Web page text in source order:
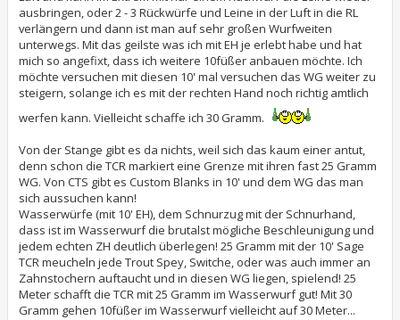
ausbringen, oder 2 - 3 Rückwürfe und Leine in der Luft in die RL
verlängern und dann ist man auf sehr großen Wurfweiten
unterwegs. Mit das geilste was ich mit EH je erlebt habe und hat
mich so angefixt, dass ich weitere 10füßer anbauen möchte. Ich
möchte versuchen mit diesen 10' mal versuchen das WG weiter zu
steigern, solange ich es mit der rechten Hand noch richtig amtlich
werfen kann. Vielleicht schaffe ich 30 Gramm.
Von der Stange gibt es da nichts, weil sich das kaum einer antut,
denn schon die TCR markiert eine Grenze mit ihren fast 25 Gramm
WG. Von CTS gibt es Custom Blanks in 10' und dem WG das man
sich aussuchen kann!
Wasserwürfe (mit 10' EH), dem Schnurzug mit der Schnurhand,
dass ist im Wasserwurf die brutalst mögliche Beschleunigung und
jedem echten ZH deutlich überlegen! 25 Gramm mit der 10' Sage
TCR meucheln jede Trout Spey, Switche, oder was auch immer an
Zahnstochern auftaucht und in diesen WG liegen, spielend! 25
Meter schafft die TCR mit 25 Gramm im Wasserwurf gut! Mit 30
Gramm gehen 10füßer im Wasserwurf vielleicht auf 30 Meter...